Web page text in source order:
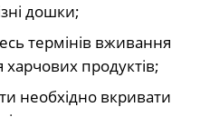
дошки;
термінів вживання
харчових продуктів;
необхідно вкривати